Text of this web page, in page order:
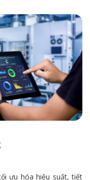
ưu hóa hiệu suất, tiết